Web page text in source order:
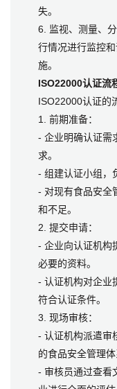
失。
6. 监视、测量、
行情况进行监控
施。
ISO22000认证流
ISO22000认证的
1. 前期准备：
- 企业明确认证需
求。
- 组建认证小组，
- 对现有食品安全
和不足。
2. 提交申请：
- 企业向认证机构
必要的资料。
- 认证机构对企业
符合认证条件。
3. 现场审核：
- 认证机构派遣审
的食品安全管理体
- 审核员通过查看